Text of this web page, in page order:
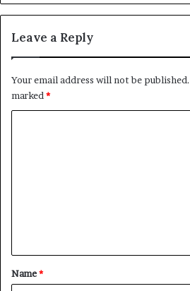
Leave a Reply
Your email address will not be published.
marked*
*
Name*